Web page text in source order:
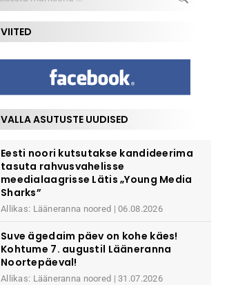
VIITED
VALLA ASUTUSTE UUDISED
Eesti noori kutsutakse kandideerima
tasuta rahvusvahelisse
meedialaagrisse Lätis „Young Media
Sharks”
Allikas: Lääneranna noored 06.08.2026
Suve ägedaim päev on kohe käes!
Kohtume 7. augustil Lääneranna
Noortepäeval!
Allikas: Lääneranna noored 31.07.2026